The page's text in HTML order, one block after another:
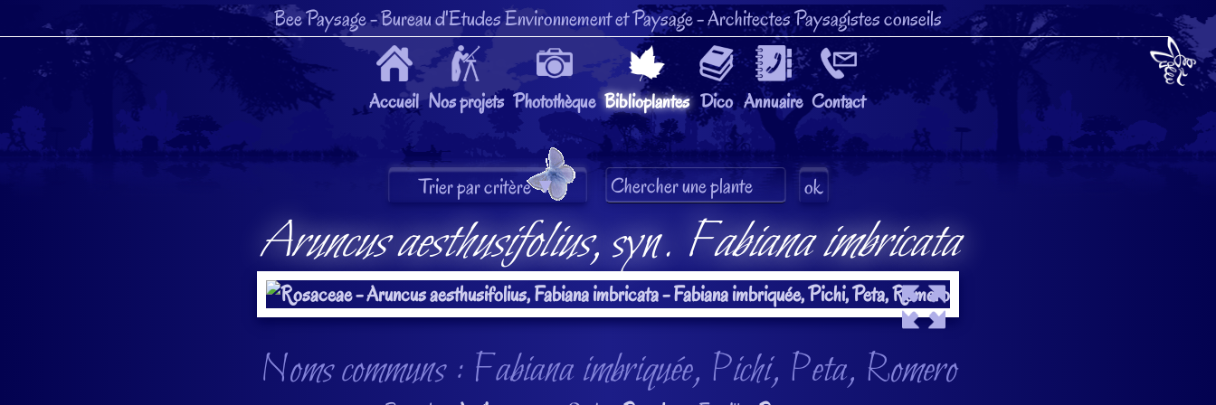
Bee Paysage- Bureau d'Etudes Environnement et Paysage- Architectes Paysagistes conseils
Accueil Nos projets Photothèque Biblioplantes Dico Annuaire Contact
Aruncus aesthusifolius, syn. Fabiana imbricata
Noms communs : Fabiana imbriquée, Pichi, Peta, Romero